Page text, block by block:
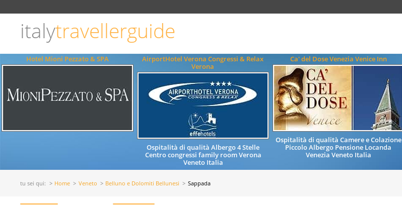
italytravellerguide
Hotel Mioni Pezzato & SPA
AirportHotel Verona Congressi & Relax
Verona
Ospitalità di qualità Albergo 4 Stelle
Centro congressi family room Verona
Veneto Italia
Ca' del Dose Venezia Venice Inn
Ospitalità di qualità Camere e Colazione
Piccolo Albergo Pensione Locanda
Venezia Veneto Italia
tu sei qui: Home Veneto Belluno e Dolomiti Bellunesi Sappada
lingua
ITALIANO
ENGLISH